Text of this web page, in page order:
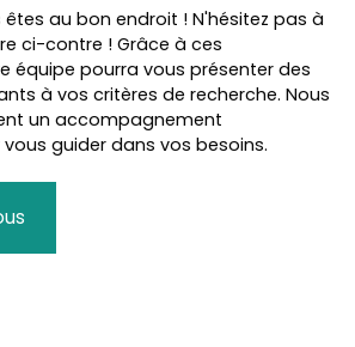
êtes au bon endroit ! N'hésitez pas à
ci-contre ! Grâce à ces
équipe pourra vous présenter des
à vos critères de recherche. Nous
un accompagnement
guider dans vos besoins.